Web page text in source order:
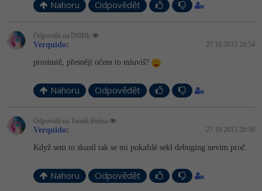
Nahoru Odpovědět
Odpovídá na D0ll0k
Verquido: 27.10.2015 20:54
prosimtě, přesněji očem to mluvíš?
Nahoru Odpovědět
Odpovídá na Tomáš Brůna
Verquido: 27.10.2015 20:58
Když sem to skusil tak se mi pokaždé sekl debuging nevim proč.
Nahoru Odpovědět